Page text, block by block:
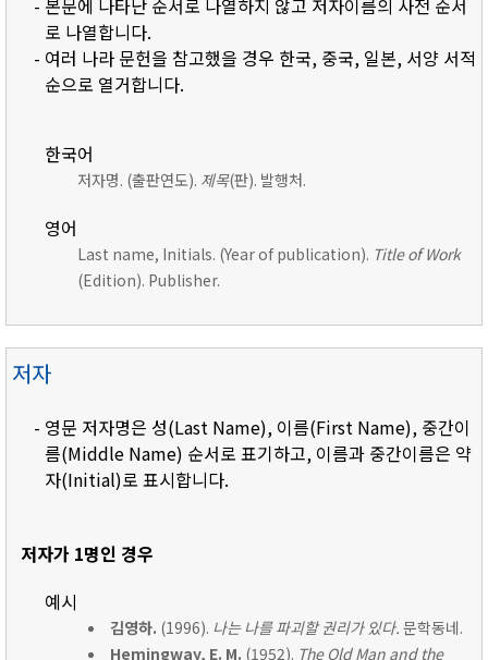
- 본문에 나타난 순서로 나열하지 않고 저자이름의 사전 순서
로 나열합니다.
- 여러 나라 문헌을 참고했을 경우 한국, 중국, 일본, 서양 서적
순으로 열거합니다.
한국어
저자명. (출판연도). 제목(판). 발행처.
영어
Last name, Initials. (Year of publication). Title of Work
(Edition). Publisher.
저자
- 영문 저자명은 성(Last Name), 이름(First Name), 중간이
름(Middle Name) 순서로 표기하고, 이름과 중간이름은 약
자(Initial)로 표시합니다.
저자가 1명인 경우
예시
김영하. (1996). 나는 나를 파괴할 권리가 있다. 문학동네.
Hemingway, E. M. (1952). The Old Man and the